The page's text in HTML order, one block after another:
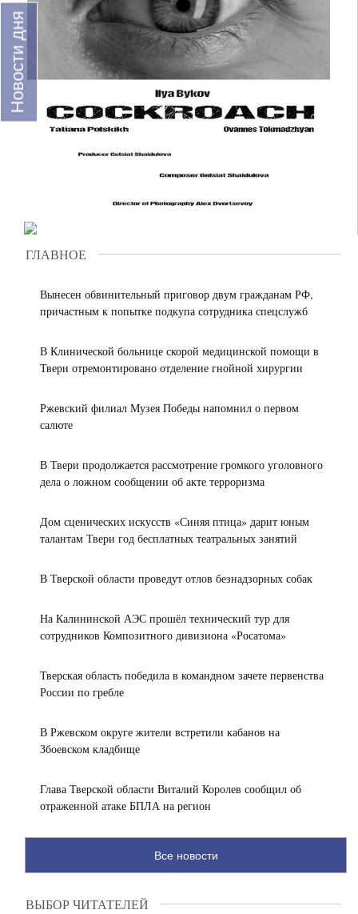
Новости дня присоединилась
национальному
бренду
в
России»
года
Все
новости
ГЛАВНОЕ
Вынесен обвинительный приговор двум гражданам РФ,
причастным к попытке подкупа сотрудника спецслужб
В Клинической больнице скорой медицинской помощи в
Твери отремонтировано отделение гнойной хирургии
Ржевский филиал Музея Победы напомнил о первом
салюте
В Твери продолжается рассмотрение громкого уголовного
дела о ложном сообщении об акте терроризма
Дом сценических искусств «Синяя птица» дарит юным
талантам Твери год бесплатных театральных занятий
В Тверской области проведут отлов безнадзорных собак
На Калининской АЭС прошёл технический тур для
сотрудников Композитного дивизиона «Росатома»
Тверская область победила в командном зачете первенства
России по гребле
В Ржевском округе жители встретили кабанов на
Збоевском кладбище
Глава Тверской области Виталий Королев сообщил об
отраженной атаке БПЛА на регион
Все новости
ВЫБОР ЧИТАТЕЛЕЙ